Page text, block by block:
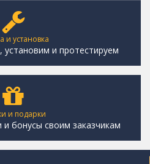
и установка
установим и протестируем
и подарки
и бонусы своим заказчикам